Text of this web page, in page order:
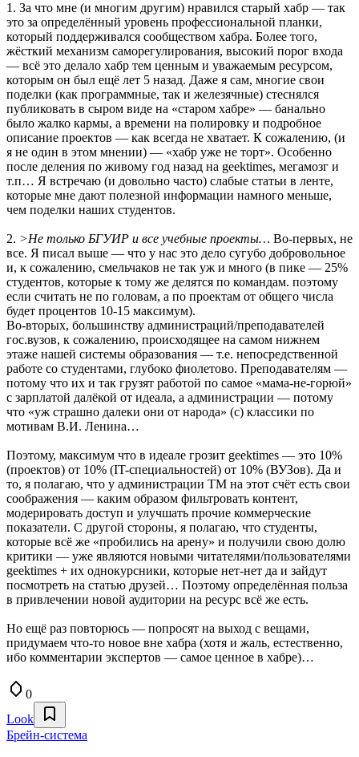
1. За что мне (и многим другим) нравился старый хабр — так
это за определённый уровень профессиональной планки,
который поддерживался сообществом хабра. Более того,
жёсткий механизм саморегулирования, высокий порог входа
— всё это делало хабр тем ценным и уважаемым ресурсом,
которым он был ещё лет 5 назад. Даже я сам, многие свои
поделки (как программные, так и железячные) стеснялся
публиковать в сыром виде на «старом хабре» — банально
было жалко кармы, а времени на полировку и подробное
описание проектов — как всегда не хватает. К сожалению, (и
я не один в этом мнении) — «хабр уже не торт». Особенно
после деления по живому год назад на geektimes, мегамозг и
т.п… Я встречаю (и довольно часто) слабые статьи в ленте,
которые мне дают полезной информации намного меньше,
чем поделки наших студентов.
2. >Не только БГУИР и все учебные проекты… Во-первых, не
все. Я писал выше — что у нас это дело сугубо добровольное
и, к сожалению, смельчаков не так уж и много (в пике — 25%
студентов, которые к тому же делятся по командам. поэтому
если считать не по головам, а по проектам от общего числа
будет процентов 10-15 максимум).
Во-вторых, большинству администраций/преподавателей
гос.вузов, к сожалению, происходящее на самом нижнем
этаже нашей системы образования — т.е. непосредственной
работе со студентами, глубоко фиолетово. Преподавателям —
потому что их и так грузят работой по самое «мама-не-горюй»
с зарплатой далёкой от идеала, а администрации — потому
что «уж страшно далеки они от народа» (с) классики по
мотивам В.И. Ленина…
Поэтому, максимум что в идеале грозит geektimes — это 10%
(проектов) от 10% (IT-специальностей) от 10% (ВУЗов). Да и
то, я полагаю, что у администрации ТМ на этот счёт есть свои
соображения — каким образом фильтровать контент,
модерировать доступ и улучшать прочие коммерческие
показатели. С другой стороны, я полагаю, что студенты,
которые всё же «пробились на арену» и получили свою долю
критики — уже являются новыми читателями/пользователями
geektimes + их однокурсники, которые нет-нет да и зайдут
посмотреть на статью друзей… Поэтому определённая польза
в привлечении новой аудитории на ресурс всё же есть.
Но ещё раз повторюсь — попросят на выход с вещами,
придумаем что-то новое вне хабра (хотя и жаль, естественно,
ибо комментарии экспертов — самое ценное в хабре)…
0
Look
Брейн-система